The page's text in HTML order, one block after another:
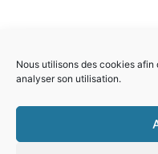
Nous utilisons des cookies
analyser son utilisation.